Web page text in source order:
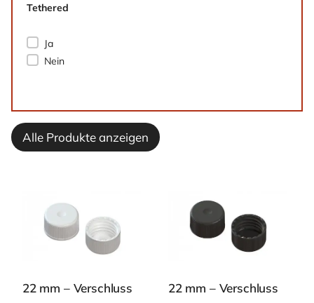
Tethered
Tethered
Ja
Nein
Alle Produkte anzeigen
22 mm – Verschluss 22 mm – Verschluss